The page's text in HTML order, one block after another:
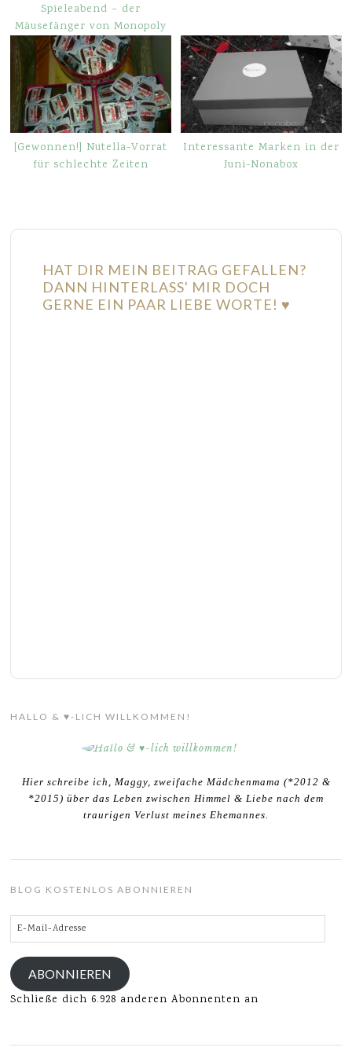
Spieleabend – der
Mäusefänger von Monopoly
[Gewonnen!] Nutella-Vorrat
für schlechte Zeiten
Interessante Marken in der
Juni-Nonabox
HAT DIR MEIN BEITRAG GEFALLEN?
DANN HINTERLASS' MIR DOCH
GERNE EIN PAAR LIEBE WORTE! ♥
HALLO & ♥-LICH WILLKOMMEN!
Hier schreibe ich, Maggy, zweifache Mädchenmama (*2012 &
*2015) über das Leben zwischen Himmel & Liebe nach dem
traurigen Verlust meines Ehemannes.
BLOG KOSTENLOS ABONNIEREN
E-
Mail-
Adresse
ABONNIEREN
Schließe dich 6.928 anderen Abonnenten an